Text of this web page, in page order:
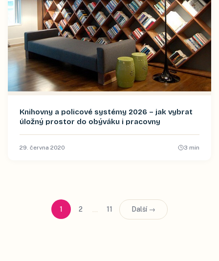
Knihovny a policové systémy 2026 – jak vybrat
úložný prostor do obýváku i pracovny
29. června 2020 3 min
1 2 … 11 Další →